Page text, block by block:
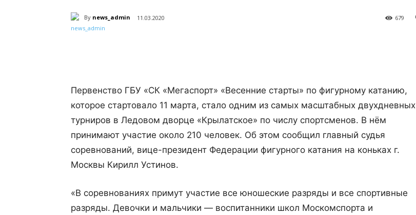
By news_admin 11.03.2020 679
Первенство ГБУ «СК «Мегаспорт» «Весенние старты» по фигурному катанию,
которое стартовало 11 марта, стало одним из самых масштабных двухдневных
турниров в Ледовом дворце «Крылатское» по числу спортсменов. В нём
принимают участие около 210 человек. Об этом сообщил главный судья
соревнований, вице-президент Федерации фигурного катания на коньках г.
Москвы Кирилл Устинов.
«В соревнованиях примут участие все юношеские разряды и все спортивные
разряды. Девочки и мальчики — воспитанники школ Москомспорта и